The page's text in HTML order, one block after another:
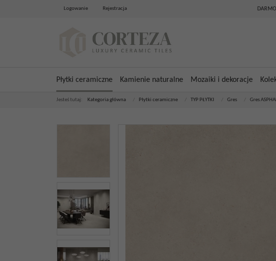
Logowanie Rejestracja
Płytki ceramiczne Kamienie naturalne Mozaiki i dekoracje
Jesteś tutaj: Kategoria główna Płytki ceramiczne TYP PŁYTKI Gres Gres